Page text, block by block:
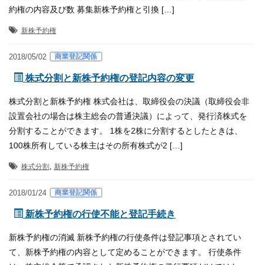
約権の内容及び数 募集新株予約権と引換 […]
新株予約権
2018/05/02 商業登記関係
株式分割と新株予約権の登記内容の変更
株式分割と新株予約権 株式会社は、取締役会の決議（取締役会非
設置会社の場合は株主総会の普通決議）によって、発行済株式を
分割することができます。 1株を2株に分割するとしたときは、
100株所有している株主はその所有株式が2 […]
株式分割, 新株予約権
2018/01/24 商業登記関係
新株予約権の行使不能と登記手続き
新株予約権の消滅 新株予約権の行使条件は登記事項とされてい
て、新株予約権の内容として定めることができます。 行使条件